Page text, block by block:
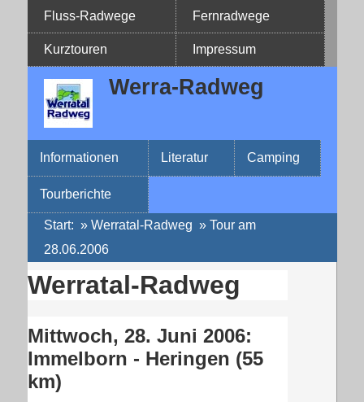
Fluss-Radwege Fernradwege
Kurztouren Impressum
Werra-Radweg
Informationen Literatur Camping
Tourberichte
Start: » Werratal-Radweg » Tour am
28.06.2006
Werratal-Radweg
Mittwoch, 28. Juni 2006:
Immelborn - Heringen (55
km)